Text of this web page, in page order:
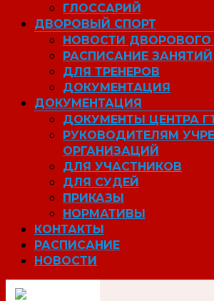
ГЛОССАРИЙ
ДВОРОВЫЙ СПОРТ
НОВОСТИ ДВОРОВОГО
РАСПИСАНИЕ ЗАНЯТИЙ
ДЛЯ ТРЕНЕРОВ
ДОКУМЕНТАЦИЯ
ДОКУМЕНТАЦИЯ
ДОКУМЕНТЫ ЦЕНТРА
РУКОВОДИТЕЛЯМ
ОРГАНИЗАЦИЙ
ДЛЯ УЧАСТНИКОВ
ДЛЯ СУДЕЙ
ПРИКАЗЫ
НОРМАТИВЫ
КОНТАКТЫ
РАСПИСАНИЕ
НОВОСТИ